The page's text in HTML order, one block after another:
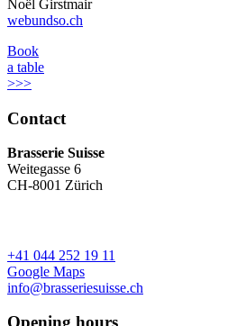
Noël Girstmair
webundso.ch
Book
a table
>>>
Contact
Brasserie Suisse
Weitegasse 6
CH-8001 Zürich
+41 044 252 19 11
Google Maps
info@brasseriesuisse.ch